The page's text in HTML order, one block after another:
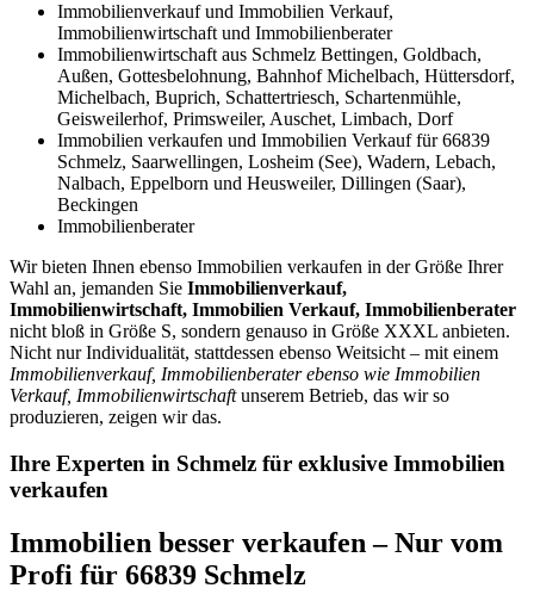
Immobilienverkauf und Immobilien Verkauf,
Immobilienwirtschaft und Immobilienberater
Immobilienwirtschaft aus Schmelz Bettingen, Goldbach,
Außen, Gottesbelohnung, Bahnhof Michelbach, Hüttersdorf,
Michelbach, Buprich, Schattertriesch, Schartenmühle,
Geisweilerhof, Primsweiler, Auschet, Limbach, Dorf
Immobilien verkaufen und Immobilien Verkauf für 66839
Schmelz, Saarwellingen, Losheim (See), Wadern, Lebach,
Nalbach, Eppelborn und Heusweiler, Dillingen (Saar),
Beckingen
Immobilienberater
Wir bieten Ihnen ebenso Immobilien verkaufen in der Größe Ihrer
Wahl an, jemanden Sie Immobilienverkauf,
Immobilienwirtschaft, Immobilien Verkauf, Immobilienberater
nicht bloß in Größe S, sondern genauso in Größe XXXL anbieten.
Nicht nur Individualität, stattdessen ebenso Weitsicht – mit einem
Immobilienverkauf, Immobilienberater ebenso wie Immobilien
Verkauf, Immobilienwirtschaftunserem Betrieb, das wir so
produzieren, zeigen wir das.
Ihre Experten in Schmelz für exklusive Immobilien
verkaufen
Immobilien besser verkaufen – Nur vom
Profi für 66839 Schmelz